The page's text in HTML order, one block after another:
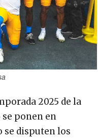
2025 de la
ponen en
se disputen los